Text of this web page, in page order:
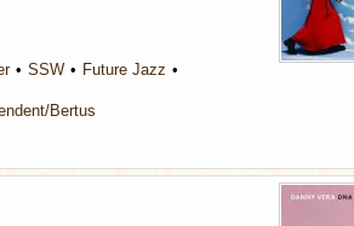
SSW
Future Jazz
Bertus